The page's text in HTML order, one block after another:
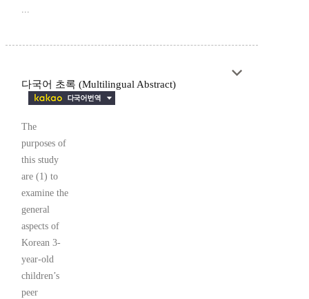
...
다국어 초록 (Multilingual Abstract)
The
purposes of
this study
are (1) to
examine the
general
aspects of
Korean 3-
year-old
children’s
peer